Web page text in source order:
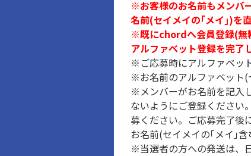
※お客様のお名前もメンバ
名前(セイメイの｢メイ｣)を
※既にchordへ会員登録(無
アルファベット登録を完了
※ご応募時にアルファベッ
※お名前のアルファベット(
※メンバーがお名前を記入
ないようにご登録ください
募ください。ご応募完了後
お名前(セイメイの｢メイ｣
※当選者の方への発送は、